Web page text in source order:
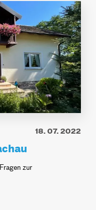
18. 07. 2022
zur